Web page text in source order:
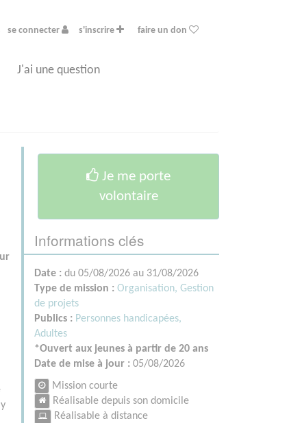
se connecter s'inscrire faire un don
J'ai une question
Je me porte
volontaire
Informations clés
Date : du 05/08/2026 au 31/08/2026
Type de mission : Organisation, Gestion
de projets
Publics : Personnes handicapées,
Adultes
*Ouvert aux jeunes à partir de 20 ans
Date de mise à jour : 05/08/2026
Mission courte
Réalisable depuis son domicile
Réalisable à distance